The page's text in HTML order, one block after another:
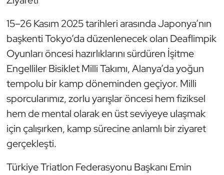
15–26 Kasım 2025 tarihleri arasında Japonya’nın
başkenti Tokyo’da düzenlenecek olan Deaflimpik
Oyunları öncesi hazırlıklarını sürdüren İşitme
Engelliler Bisiklet Milli Takımı, Alanya’da yoğun
tempolu bir kamp döneminden geçiyor. Milli
sporcularımız, zorlu yarışlar öncesi hem fiziksel
hem de mental olarak en üst seviyeye ulaşmak
için çalışırken, kamp sürecine anlamlı bir ziyaret
gerçekleşti.
Türkiye Triatlon Federasyonu Başkanı Emin
Eskrim
Futbol
Futsal
Genel
Golf
Güreş